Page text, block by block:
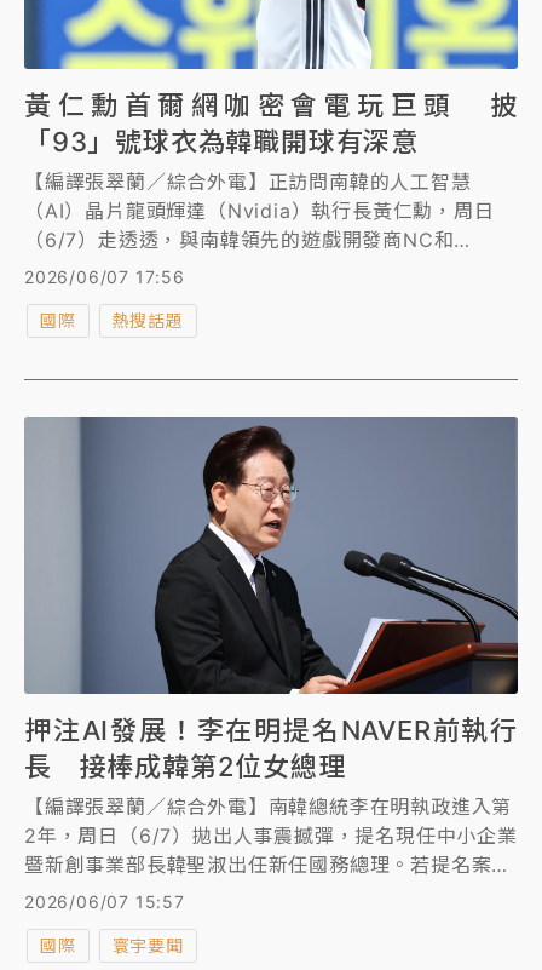
黃仁勳首爾網咖密會電玩巨頭 披
「93」號球衣為韓職開球有深意
【編譯張翠蘭／綜合外電】正訪問南韓的人工智慧
（AI）晶片龍頭輝達（Nvidia）執行長黃仁勳，周日
（6/7）走透透，與南韓領先的遊戲開發商NC和
Krafton舉行一連串高規格會晤，凸顯輝達對遊戲產業
略合作夥伴。這位人氣商業領袖還受邀為一場職棒比賽
2026/06/07 17:56
國際 熱搜話題
押注AI發展！李在明提名NAVER前執行
長 接棒成韓第2位女總理
【編譯張翠蘭／綜合外電】南韓總統李在明執政進入第
2年，周日（6/7）拋出人事震撼彈，提名現任中小企業
暨新創事業部長韓聖淑出任新任國務總理。若提名案獲
國會批准，韓聖淑將成為南韓史上第2位女性國務總
理。
2026/06/07 15:57
國際 寰宇要聞